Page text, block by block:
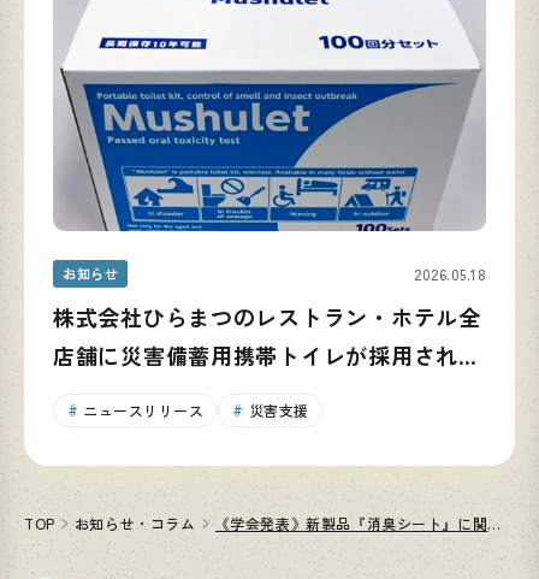
お知らせ 2026.05.18
株式会社ひらまつのレストラン・ホテル全
店舗に災害備蓄用携帯トイレが採用されま
ニュースリリース 災害支援
TOP お知らせ・コラム 《学会発表》新製品『消臭シート』に関する論文が発表されました。